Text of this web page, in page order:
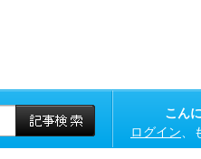
こん
ログイン